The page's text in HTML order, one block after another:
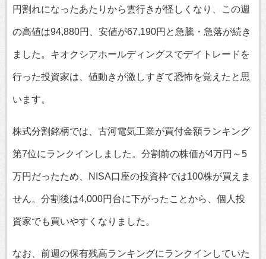
円割れになったあたりから雲行きが怪しくなり、この週
の高値は94,880円、安値が67,190円と急騰・急落が続き
ました。キオクシアホールディングスでデイトレードを
行った投資家は、値動きが激しすぎて恐怖を覚えたと思
います。
株式分割銘柄では、古河電気工業が買付金額ランキング
第7位にランクインしました。分割前の株価が4万円～5
万円だったため、NISA口座の投資枠では100株が買えま
せん。分割後は4,000円台に下がったことから、個人投
資家でも買いやすくなりました。
なお、前週の保有残高ランキングにランクインしていた